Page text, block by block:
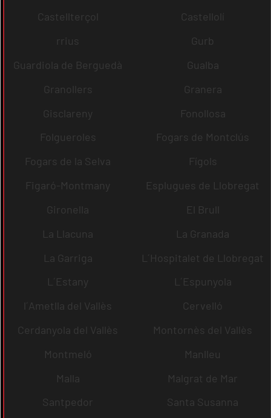
Castellterçol
Castellolí
rrius
Gurb
Guardiola de Berguedà
Gualba
Granollers
Granera
Gisclareny
Fonollosa
Folgueroles
Fogars de Montclús
Fogars de la Selva
Fígols
Figaró-Montmany
Esplugues de Llobregat
Gironella
El Brull
La Llacuna
La Granada
La Garriga
L´Hospitalet de Llobregat
L´Estany
L´Espunyola
l´Ametlla del Vallès
Cervelló
Cerdanyola del Vallès
Montornès del Vallès
Montmeló
Manlleu
Malla
Malgrat de Mar
Santpedor
Santa Susanna